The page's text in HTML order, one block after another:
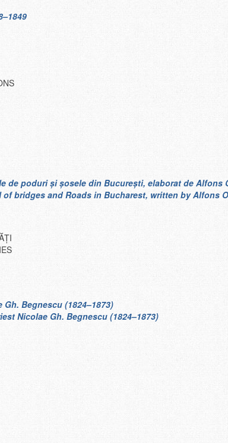
poduri şi şosele din Bucureşti, elaborat de Alfons
bridges and Roads in Bucharest, written by Alfons
Begnescu (1824–1873)
Nicolae Gh. Begnescu (1824–1873)